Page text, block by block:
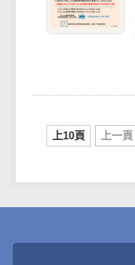
上10頁 上一頁